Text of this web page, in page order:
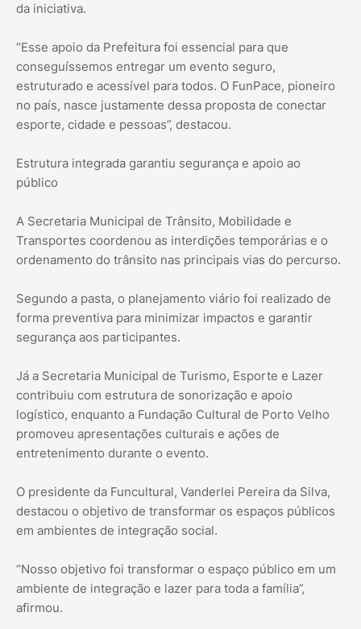
da iniciativa.
“Esse apoio da Prefeitura foi essencial para que
conseguíssemos entregar um evento seguro,
estruturado e acessível para todos. O FunPace, pioneiro
no país, nasce justamente dessa proposta de conectar
esporte, cidade e pessoas”, destacou.
Estrutura integrada garantiu segurança e apoio ao
público
A Secretaria Municipal de Trânsito, Mobilidade e
Transportes coordenou as interdições temporárias e o
ordenamento do trânsito nas principais vias do percurso.
Segundo a pasta, o planejamento viário foi realizado de
forma preventiva para minimizar impactos e garantir
segurança aos participantes.
Já a Secretaria Municipal de Turismo, Esporte e Lazer
contribuiu com estrutura de sonorização e apoio
logístico, enquanto a Fundação Cultural de Porto Velho
promoveu apresentações culturais e ações de
entretenimento durante o evento.
O presidente da Funcultural, Vanderlei Pereira da Silva,
destacou o objetivo de transformar os espaços públicos
em ambientes de integração social.
“Nosso objetivo foi transformar o espaço público em um
ambiente de integração e lazer para toda a família”,
afirmou.